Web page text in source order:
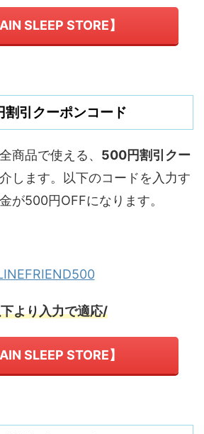
SLEEP STORE】
割引クーポンコード
商品で使える、 500円割引クー
します。以下のコードを入力す
が500円OFFになります。
より入力で適応/
SLEEP STORE】